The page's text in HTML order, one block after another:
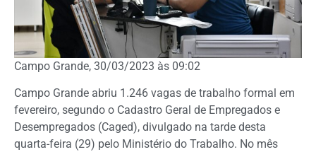
Campo Grande, 30/03/2023 às 09:02
Campo Grande abriu 1.246 vagas de trabalho formal em
fevereiro, segundo o Cadastro Geral de Empregados e
Desempregados (Caged), divulgado na tarde desta
quarta-feira (29) pelo Ministério do Trabalho. No mês